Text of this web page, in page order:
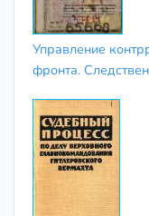
Управление
фронта.